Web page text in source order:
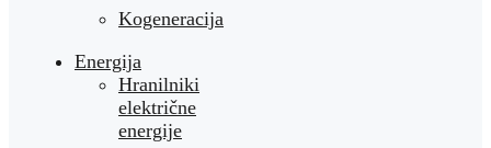
Kogeneracija
Energija
Hranilniki
električne
energije